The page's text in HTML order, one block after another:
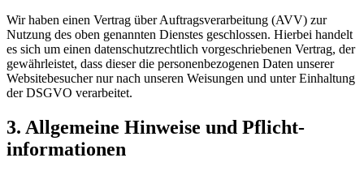
Wir haben einen Vertrag über Auftragsverarbeitung (AVV) zur
Nutzung des oben genannten Dienstes geschlossen. Hierbei handelt
es sich um einen datenschutzrechtlich vorgeschriebenen Vertrag, der
gewährleistet, dass dieser die personenbezogenen Daten unserer
Websitebesucher nur nach unseren Weisungen und unter Einhaltung
der DSGVO verarbeitet.
3. Allgemeine Hinweise und Pflicht­
informationen